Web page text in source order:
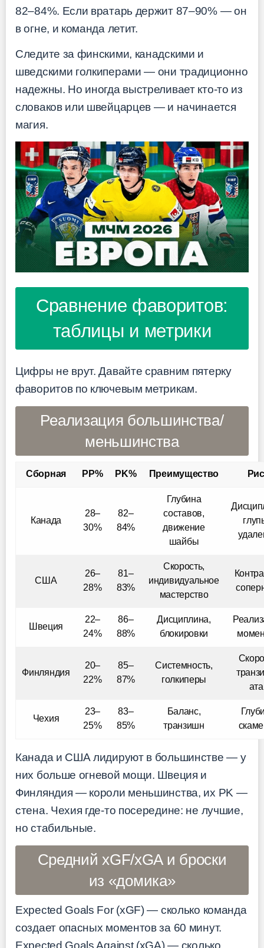
82–84%. Если вратарь держит 87–90% — он
в огне, и команда летит.
Следите за финскими, канадскими и
шведскими голкиперами — они традиционно
надежны. Но иногда выстреливает кто-то из
словаков или швейцарцев — и начинается
магия.
Сравнение фаворитов:
таблицы и метрики
Цифры не врут. Давайте сравним пятерку
фаворитов по ключевым метрикам.
Реализация большинства/
меньшинства
Сборная PP% PK% Преимущество
Канада
28–
30%
82–
84%
Глубина
составов,
движение
шайбы
США
26–
28%
81–
83%
Скорость,
индивидуальное
мастерство
Швеция
22–
24%
86–
88%
Дисциплина,
блокировки
Финляндия
20–
22%
85–
87%
Системность,
голкиперы
Чехия
23–
25%
83–
85%
Баланс,
транзишн
Канада и США лидируют в большинстве — у
них больше огневой мощи. Швеция и
Финляндия — короли меньшинства, их PK —
стена. Чехия где-то посередине: не лучшие,
но стабильные.
Средний xGF/xGA и броски
из «домика»
Expected Goals For (xGF) — сколько команда
создает опасных моментов за 60 минут.
Expected Goals Against (xGA) — сколько